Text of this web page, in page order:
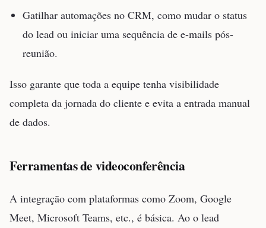
Gatilhar automações no CRM, como mudar o status
do lead ou iniciar uma sequência de e-mails pós-
reunião.
Isso garante que toda a equipe tenha visibilidade
completa da jornada do cliente e evita a entrada manual
de dados.
Ferramentas de videoconferência
A integração com plataformas como Zoom, Google
Meet, Microsoft Teams, etc., é básica. Ao o lead